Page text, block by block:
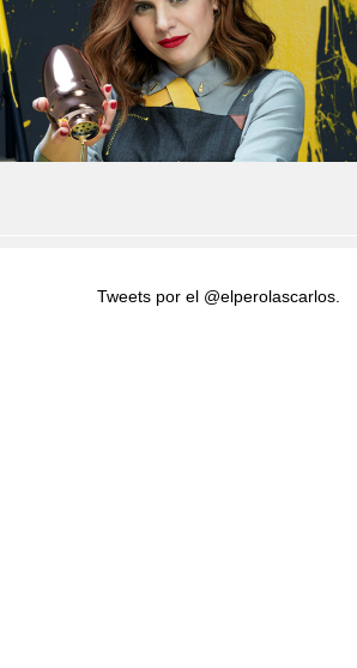
Tweets por el @elperolascarlos.